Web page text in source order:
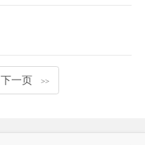
下一页 >>